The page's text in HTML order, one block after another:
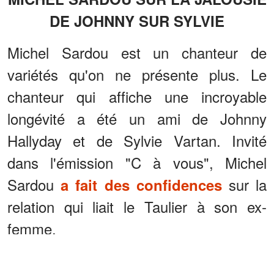
DE JOHNNY SUR SYLVIE
Michel Sardou est un chanteur de
variétés qu'on ne présente plus. Le
chanteur qui affiche une incroyable
longévité a été un ami de Johnny
Hallyday et de Sylvie Vartan. Invité
dans l'émission "C à vous", Michel
Sardoua fait des confidencessur la
relation qui liait le Taulier à son ex-
femme.